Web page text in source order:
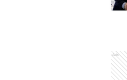
Ads